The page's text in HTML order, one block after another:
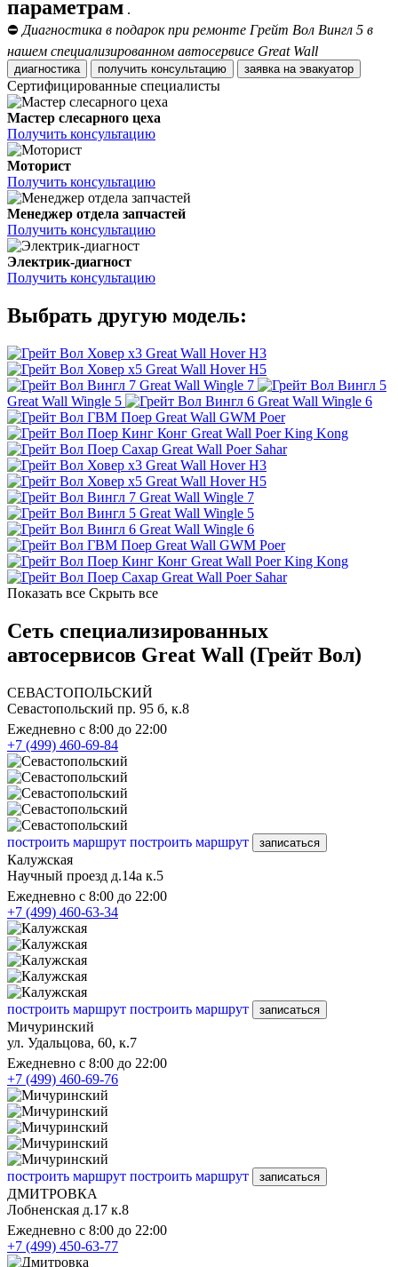
параметрам .
⛔ Диагностика в подарок при ремонте Грейт Вол Вингл 5 в
нашем специализированном автосервисе Great Wall
диагностика получить консультацию заявка на эвакуатор
Сертифицированные специалисты
Мастер слесарного цеха
Получить консультацию
Моторист
Получить консультацию
Менеджер отдела запчастей
Получить консультацию
Электрик-диагност
Получить консультацию
Выбрать другую модель:
Great Wall Hover H3
Great Wall Hover H5
Great Wall Wingle 7
Great Wall Wingle 5
Great Wall Wingle 6
Great Wall GWM Poer
Great Wall Poer King Kong
Great Wall Poer Sahar
Great Wall Hover H3
Great Wall Hover H5
Great Wall Wingle 7
Great Wall Wingle 5
Great Wall Wingle 6
Great Wall GWM Poer
Great Wall Poer King Kong
Great Wall Poer Sahar
Показать все Скрыть все
Сеть специализированных
автосервисов Great Wall (Грейт Вол)
СЕВАСТОПОЛЬСКИЙ
Севастопольский пр. 95 б, к.8
Ежедневно с 8:00 до 22:00
+7 (499) 460-69-84
построить маршрут построить маршрут записаться
Калужская
Научный проезд д.14а к.5
Ежедневно с 8:00 до 22:00
+7 (499) 460-63-34
построить маршрут построить маршрут записаться
Мичуринский
ул. Удальцова, 60, к.7
Ежедневно с 8:00 до 22:00
+7 (499) 460-69-76
построить маршрут построить маршрут записаться
ДМИТРОВКА
Лобненская д.17 к.8
Ежедневно с 8:00 до 22:00
+7 (499) 450-63-77